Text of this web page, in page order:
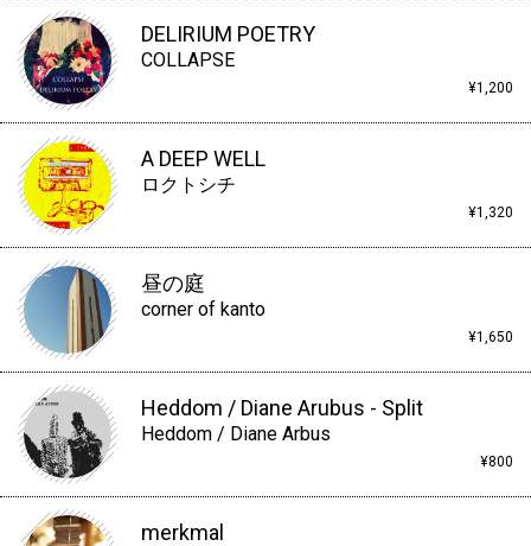
DELIRIUM POETRY
COLLAPSE
¥1,200
A DEEP WELL
ロクトシチ
¥1,320
昼の庭
corner of kanto
¥1,650
Heddom / Diane Arubus - Split
Heddom / Diane Arbus
¥800
merkmal